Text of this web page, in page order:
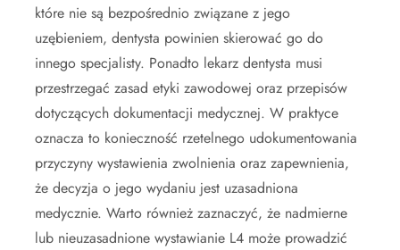
które nie są bezpośrednio związane z jego
uzębieniem, dentysta powinien skierować go do
innego specjalisty. Ponadto lekarz dentysta musi
przestrzegać zasad etyki zawodowej oraz przepisów
dotyczących dokumentacji medycznej. W praktyce
oznacza to konieczność rzetelnego udokumentowania
przyczyny wystawienia zwolnienia oraz zapewnienia,
że decyzja o jego wydaniu jest uzasadniona
medycznie. Warto również zaznaczyć, że nadmierne
lub nieuzasadnione wystawianie L4 może prowadzić